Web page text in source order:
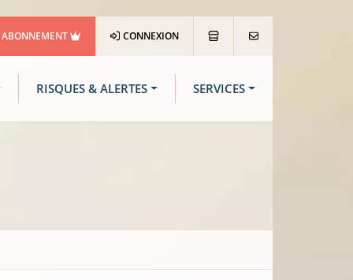
ABONNEMENT CONNEXION
RISQUES & ALERTES SERVICES